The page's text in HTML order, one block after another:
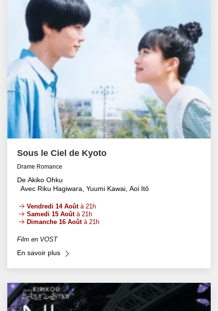
Sous le Ciel de Kyoto
Drame Romance
De Akiko Ohku
Avec Riku Hagiwara, Yuumi Kawai, Aoi Itô
Vendredi 14 Aoûtà 21h
Samedi 15 Aoûtà 21h
Dimanche 16 Aoûtà 21h
Film en VOST
En savoir plus